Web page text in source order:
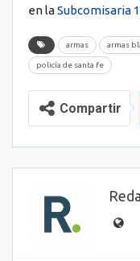
en laSubcomisaria
armas armas
policía de santa fe
Compartir